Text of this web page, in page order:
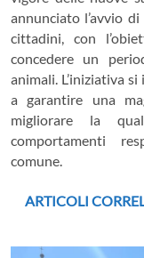
annunciato l’avvio
cittadini, con
concedere un
animali. L’iniziativa
a garantire una
migliorare la
comportamenti
comune.
ARTICOLI